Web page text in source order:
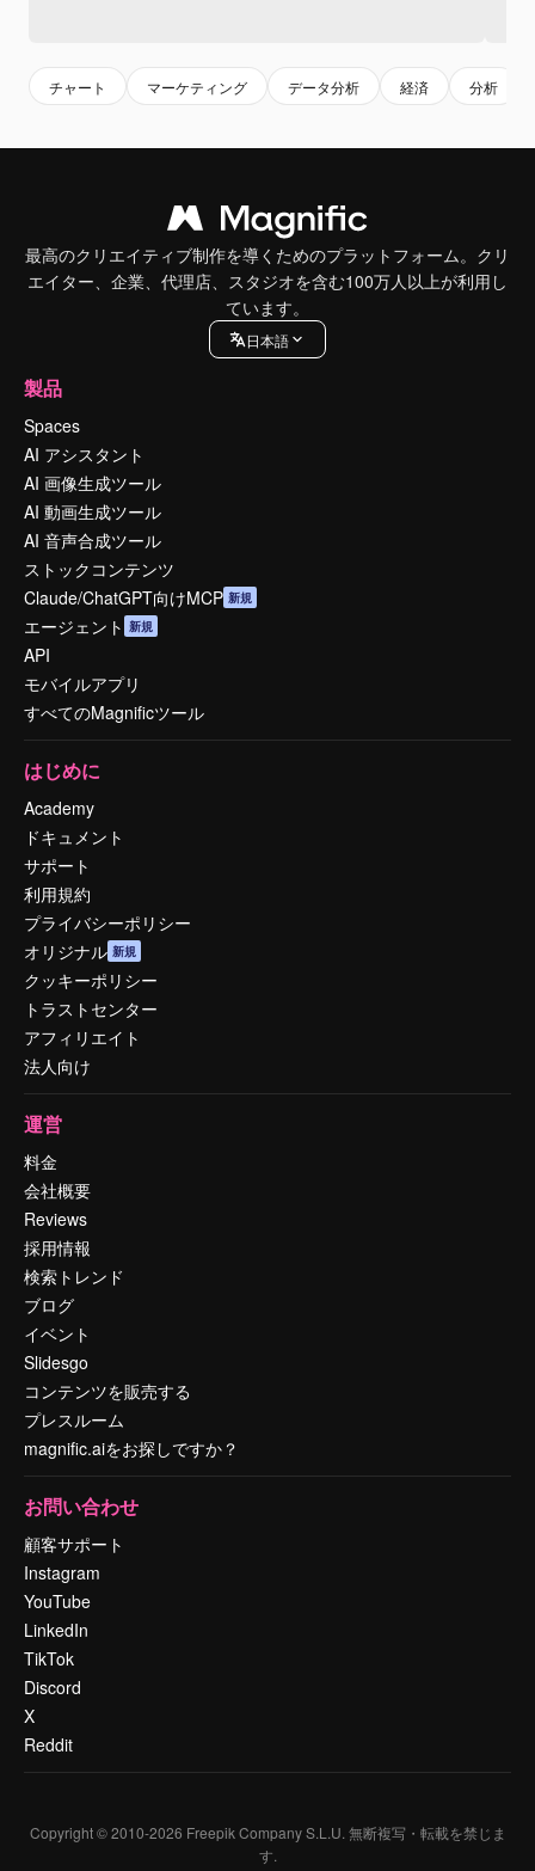
チャート マーケティング データ分析 経済 分析
最高のクリエイティブ制作を導くためのプラットフォーム。クリ
エイター、企業、代理店、スタジオを含む100万人以上が利用し
ています。
日本語
製品
Spaces
AI アシスタント
AI 画像生成ツール
AI 動画生成ツール
AI 音声合成ツール
ストックコンテンツ
Claude/ChatGPT向けMCP 新規
エージェント 新規
API
モバイルアプリ
すべてのMagnificツール
はじめに
Academy
ドキュメント
サポート
利用規約
プライバシーポリシー
オリジナル 新規
クッキーポリシー
トラストセンター
アフィリエイト
法人向け
運営
料金
会社概要
Reviews
採用情報
検索トレンド
ブログ
イベント
Slidesgo
コンテンツを販売する
プレスルーム
magnific.aiをお探しですか？
お問い合わせ
顧客サポート
Instagram
YouTube
LinkedIn
TikTok
Discord
X
Reddit
Copyright © 2010-2026 Freepik Company S.L.U. 無断複写・転載を禁じま
す.